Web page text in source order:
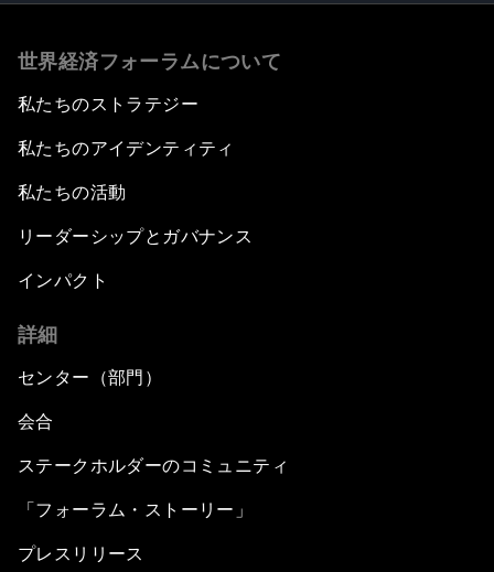
世界経済フォーラムについて
私たちのストラテジー
私たちのアイデンティティ
私たちの活動
リーダーシップとガバナンス
インパクト
詳細
センター（部門）
会合
ステークホルダーのコミュニティ
「フォーラム・ストーリー」
プレスリリース